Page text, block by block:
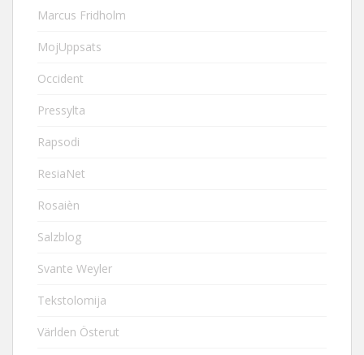
Marcus Fridholm
MojUppsats
Occident
Pressylta
Rapsodi
ResiaNet
Rosaièn
Salzblog
Svante Weyler
Tekstolomija
Världen Österut